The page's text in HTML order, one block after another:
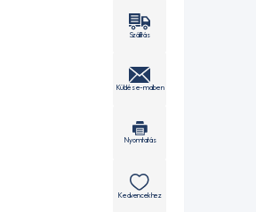
Szállítás
Küldés e-mailben
Nyomtatás
Kedvencekhez